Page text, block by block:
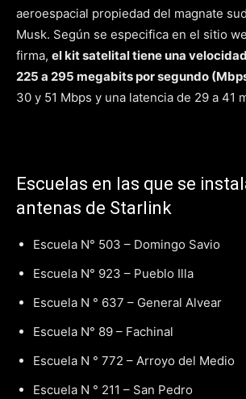
aeroespacial propiedad del magnate
Musk. Según se especifica en el sitio
firma, el kit satelital tiene una
225 a 295 megabits por segundo
30 y 51 Mbps y una latencia de 29 a 41
Escuelas en las que se
antenas de Starlink
Escuela N° 503 – Domingo Savio
Escuela N° 923 – Pueblo Illa
Escuela N ° 637 – General Alvear
Escuela N° 89 – Fachinal
Escuela N ° 772 – Arroyo del Medio
Escuela N ° 211 – San Pedro